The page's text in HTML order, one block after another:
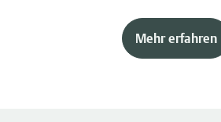
Mehr erfahren